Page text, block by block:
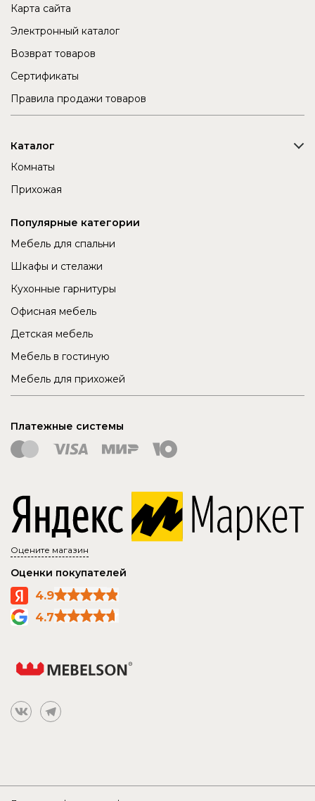
Карта сайта
Электронный каталог
Возврат товаров
Сертификаты
Правила продажи товаров
Каталог
Комнаты
Прихожая
Популярные категории
Мебель для спальни
Шкафы и стелажи
Кухонные гарнитуры
Офисная мебель
Детская мебель
Мебель в гостиную
Мебель для прихожей
Платежные системы
Оцените магазин
Оценки покупателей
4.9
4.7